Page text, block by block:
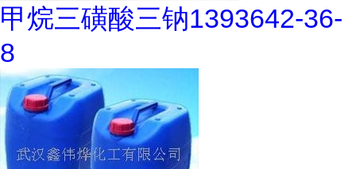
甲烷三磺酸三钠1393642-36-
8